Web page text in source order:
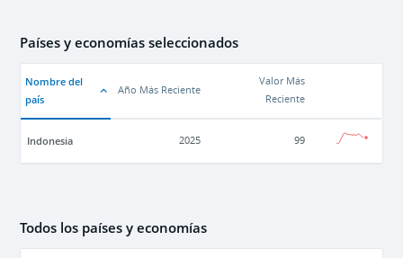
Países y economías seleccionados
Nombre del
país
Año Más Reciente
Valor Más
Reciente
Indonesia 2025 99
Todos los países y economías